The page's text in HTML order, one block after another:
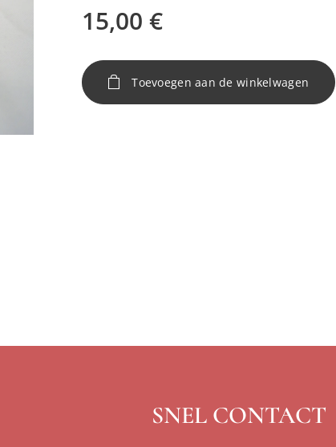
15,00 €
Toevoegen aan de winkelwagen
SNEL CONTACT